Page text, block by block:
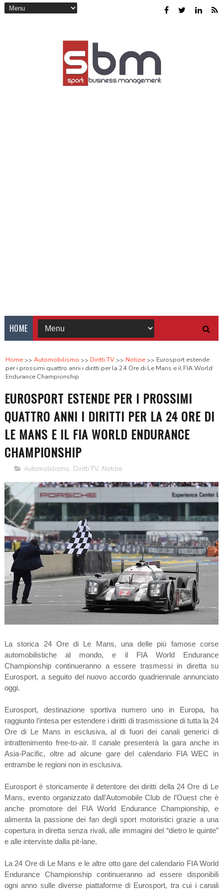
HOME
Home Automobilismo Diritti TV Notizie
Eurosport estende
per i prossimi quattro anni i diritti per la 24 Ore di Le Mans e il FIA World
Endurance Championship
EUROSPORT ESTENDE PER I PROSSIMI
QUATTRO ANNI I DIRITTI PER LA 24 ORE DI
LE MANS E IL FIA WORLD ENDURANCE
CHAMPIONSHIP
Automobilismo, Diritti TV, Notizie
La storica 24 Ore di Le Mans, una delle più famose corse
automobilistiche al mondo, e il FIA World Endurance
Championship continueranno a essere trasmessi in diretta su
Eurosport, a seguito del nuovo accordo quadriennale annunciato
oggi.
Eurosport, destinazione sportiva numero uno in Europa, ha
raggiunto l’intesa per estendere i diritti di trasmissione di tutta la 24
Ore di Le Mans in esclusiva, al di fuori dei canali generici di
intrattenimento free-to-air. Il canale presenterà la gara anche in
Asia-Pacific, oltre ad alcune gare del calendario FIA WEC in
entrambe le regioni non in esclusiva.
Eurosport è storicamente il detentore dei diritti della 24 Ore di Le
Mans, evento organizzato dall’Automobile Club de l’Ouest che è
anche promotore del FIA World Endurance Championship, e
alimenta la passione dei fan degli sport motoristici grazie a una
copertura in diretta senza rivali, alle immagini del “dietro le quinte”
e alle interviste dalla pit-lane.
La 24 Ore di Le Mans e le altre otto gare del calendario FIA World
Endurance Championship continueranno ad essere disponibili
ogni anno sulle diverse piattaforme di Eurosport, tra cui i canali